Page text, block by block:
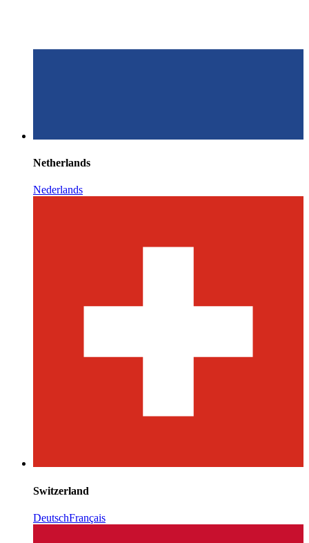
Netherlands
Nederlands
Switzerland
DeutschFrançais